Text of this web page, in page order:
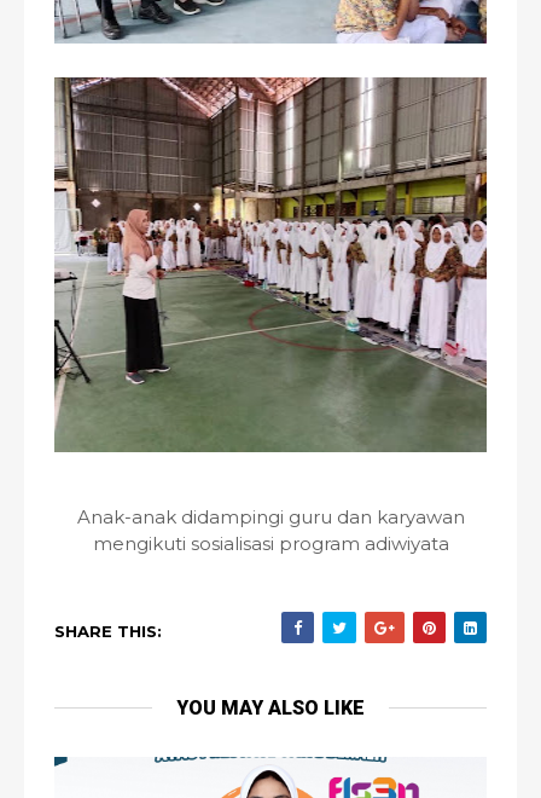
Anak-anak didampingi guru dan karyawan
mengikuti sosialisasi program adiwiyata
SHARE THIS:
YOU MAY ALSO LIKE